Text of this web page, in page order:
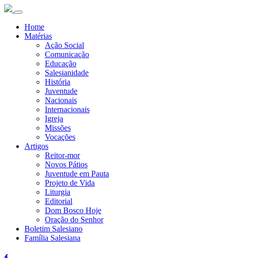
Home
Matérias
Ação Social
Comunicação
Educação
Salesianidade
História
Juventude
Nacionais
Internacionais
Igreja
Missões
Vocações
Artigos
Reitor-mor
Novos Pátios
Juventude em Pauta
Projeto de Vida
Liturgia
Editorial
Dom Bosco Hoje
Oração do Senhor
Boletim Salesiano
Família Salesiana